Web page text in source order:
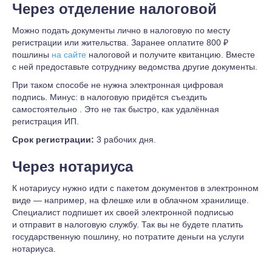
Через отделение налоговой
Можно подать документы лично в налоговую по месту
регистрации или жительства. Заранее оплатите 800 ₽
пошлины на сайте налоговой и получите квитанцию. Вместе
с ней предоставьте сотруднику ведомства другие документы.
При таком способе не нужна электронная цифровая
подпись. Минус: в налоговую придётся съездить
самостоятельно . Это не так быстро, как удалённая
регистрация ИП.
Срок регистрации: 3 рабочих дня.
Через нотариуса
К нотариусу нужно идти с пакетом документов в электронном
виде — например, на флешке или в облачном хранилище.
Специалист подпишет их своей электронной подписью
и отправит в налоговую службу. Так вы не будете платить
государственную пошлину, но потратите деньги на услуги
нотариуса.